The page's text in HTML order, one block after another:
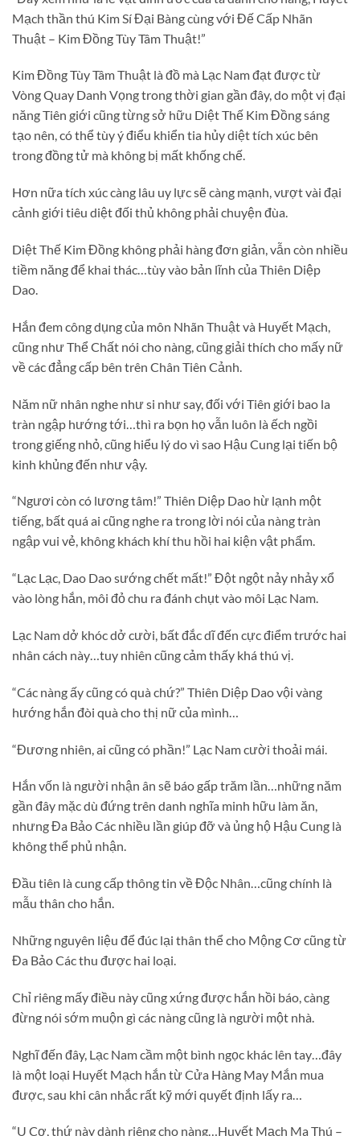
Mạch thần thú Kim Sí Đại Bàng cùng với Đế Cấp Nhãn
Thuật – Kim Đồng Tùy Tâm Thuật!”
Kim Đồng Tùy Tâm Thuật là đồ mà Lạc Nam đạt được từ
Vòng Quay Danh Vọng trong thời gian gần đây, do một vị đại
năng Tiên giới cũng từng sở hữu Diệt Thế Kim Đồng sáng
tạo nên, có thể tùy ý điểu khiển tia hủy diệt tích xúc bên
trong đồng tử mà không bị mất khống chế.
Hơn nữa tích xúc càng lâu uy lực sẽ càng mạnh, vượt vài đại
cảnh giới tiêu diệt đối thủ không phải chuyện đùa.
Diệt Thế Kim Đồng không phải hàng đơn giản, vẫn còn nhiều
tiềm năng để khai thác…tùy vào bản lĩnh của Thiên Diệp
Dao.
Hắn đem công dụng của môn Nhãn Thuật và Huyết Mạch,
cũng như Thể Chất nói cho nàng, cũng giải thích cho mấy nữ
về các đẳng cấp bên trên Chân Tiên Cảnh.
Năm nữ nhân nghe như si như say, đối với Tiên giới bao la
tràn ngập hướng tới…thì ra bọn họ vẫn luôn là ếch ngồi
trong giếng nhỏ, cũng hiểu lý do vì sao Hậu Cung lại tiến bộ
kinh khủng đến như vậy.
“Ngươi còn có lương tâm!” Thiên Diệp Dao hừ lạnh một
tiếng, bất quá ai cũng nghe ra trong lời nói của nàng tràn
ngập vui vẻ, không khách khí thu hồi hai kiện vật phẩm.
“Lạc Lạc, Dao Dao sướng chết mất!” Đột ngột nảy nhảy xổ
vào lòng hắn, môi đỏ chu ra đánh chụt vào môi Lạc Nam.
Lạc Nam dở khóc dở cười, bất đắc dĩ đến cực điểm trước hai
nhân cách này…tuy nhiên cũng cảm thấy khá thú vị.
“Các nàng ấy cũng có quà chứ?” Thiên Diệp Dao vội vàng
hướng hắn đòi quà cho thị nữ của mình…
“Đương nhiên, ai cũng có phần!” Lạc Nam cười thoải mái.
Hắn vốn là người nhận ân sẽ báo gấp trăm lần…những năm
gần đây mặc dù đứng trên danh nghĩa minh hữu làm ăn,
nhưng Đa Bảo Các nhiều lần giúp đỡ và ủng hộ Hậu Cung là
không thể phủ nhận.
Đầu tiên là cung cấp thông tin về Độc Nhân…cũng chính là
mẫu thân cho hắn.
Những nguyên liệu để đúc lại thân thể cho Mộng Cơ cũng từ
Đa Bảo Các thu được hai loại.
Chỉ riêng mấy điều này cũng xứng được hắn hồi báo, càng
đừng nói sớm muộn gì các nàng cũng là người một nhà.
Nghĩ đến đây, Lạc Nam cầm một bình ngọc khác lên tay…đây
là một loại Huyết Mạch hắn từ Cửa Hàng May Mắn mua
được, sau khi cân nhắc rất kỹ mới quyết định lấy ra…
“U Cơ, thứ này dành riêng cho nàng…Huyết Mạch Ma Thú –